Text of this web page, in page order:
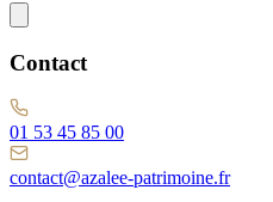
Contact
01 53 45 85 00
contact@azalee-patrimoine.fr